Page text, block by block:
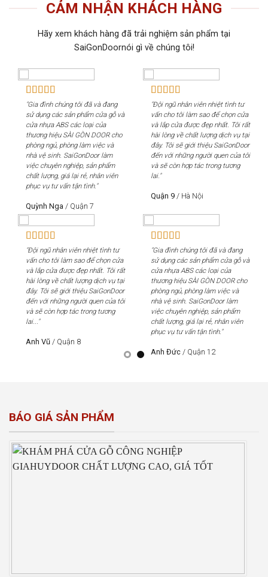
CẢM NHẬN KHÁCH HÀNG
Hãy xem khách hàng đã trải nghiệm sản phẩm tại
SaiGonDoornói gì về chúng tôi!
"Gia đình chúng tôi đã và đang
sử dụng các sản phẩm cửa gỗ và
cửa nhựa ABS các loại của
thương hiệu SÀI GÒN DOOR cho
phòng ngủ, phòng làm việc và
nhà vệ sinh. SaiGonDoor làm
việc chuyên nghiệp, sản phẩm
chất lượng, giá lại rẻ, nhân viên
phục vụ tư vấn tận tình."
Quỳnh Nga / Quận 7
"Đội ngũ nhân viên nhiệt tình tư
vấn cho tôi làm sao để chọn cửa
và lắp cửa được đẹp nhất. Tôi rất
hài lòng về chất lượng dịch vụ tại
đây. Tôi sẽ giới thiệu SaiGonDoor
đến với những người quen của tôi
và sẽ còn hợp tác trong tương
lai."
Quận 9 / Hà Nội
"Đội ngũ nhân viên nhiệt tình tư
vấn cho tôi làm sao để chọn cửa
và lắp cửa được đẹp nhất. Tôi rất
hài lòng về chất lượng dịch vụ tại
đây. Tôi sẽ giới thiệu SaiGonDoor
đến với những người quen của tôi
và sẽ còn hợp tác trong tương
lai..."
Anh Vũ / Quận 8
"Gia đình chúng tôi đã và đang
sử dụng các sản phẩm cửa gỗ và
cửa nhựa ABS các loại của
thương hiệu SÀI GÒN DOOR cho
phòng ngủ, phòng làm việc và
nhà vệ sinh. SaiGonDoor làm
việc chuyên nghiệp, sản phẩm
chất lượng, giá lại rẻ, nhân viên
phục vụ tư vấn tận tình."
Anh Đức / Quận 12
BÁO GIÁ SẢN PHẨM